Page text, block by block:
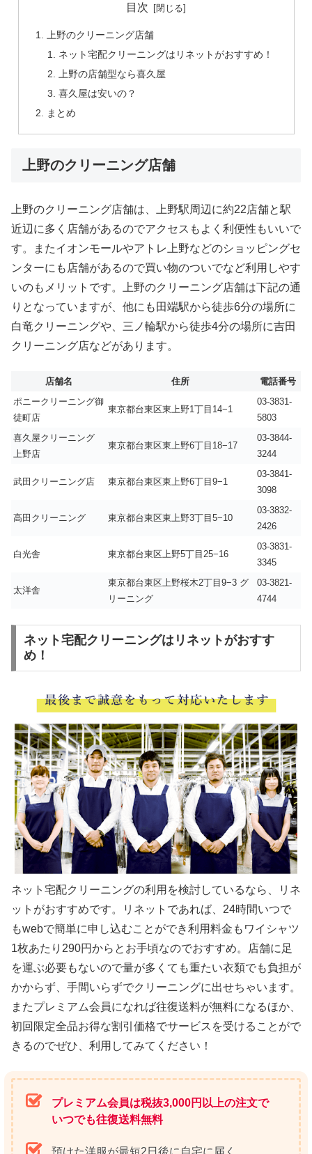
目次
上野のクリーニング店舗
ネット宅配クリーニングはリネットがおすすめ！
上野の店舗型なら喜久屋
喜久屋は安いの？
まとめ
上野のクリーニング店舗
上野のクリーニング店舗は、上野駅周辺に約22店舗と駅
近辺に多く店舗があるのでアクセスもよく利便性もいいで
す。またイオンモールやアトレ上野などのショッピングセ
ンターにも店舗があるので買い物のついでなど利用しやす
いのもメリットです。上野のクリーニング店舗は下記の通
りとなっていますが、他にも田端駅から徒歩6分の場所に
白竜クリーニングや、三ノ輪駅から徒歩4分の場所に吉田
クリーニング店などがあります。
店舗名 住所
電話番号
ポニークリーニング御
徒町店
東京都台東区東上野1丁目14−1
03-3831-
5803
喜久屋クリーニング
上野店
東京都台東区東上野6丁目18−17
03-3844-
3244
武田クリーニング店 東京都台東区東上野6丁目9−1
03-3841-
3098
高田クリーニング 東京都台東区東上野3丁目5−10
03-3832-
2426
白光舎 東京都台東区上野5丁目25−16
03-3831-
3345
太洋舎
東京都台東区上野桜木2丁目9−3 グ
リーニング
03-3821-
4744
ネット宅配クリーニングはリネットがおすす
め！
ネット宅配クリーニングの利用を検討しているなら、リネ
ットがおすすめです。リネットであれば、24時間いつで
もwebで簡単に申し込むことができ利用料金もワイシャツ
1枚あたり290円からとお手頃なのでおすすめ。店舗に足
を運ぶ必要もないので量が多くても重たい衣類でも負担が
かからず、手間いらずでクリーニングに出せちゃいます。
またプレミアム会員になれば往復送料が無料になるほか、
初回限定全品お得な割引価格でサービスを受けることがで
きるのでぜひ、利用してみてください！
プレミアム会員は税抜3,000円以上の注文で
いつでも往復送料無料